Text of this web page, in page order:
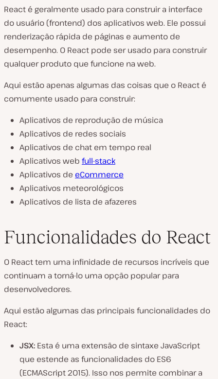
React é geralmente usado para construir a interface
do usuário (frontend) dos aplicativos web. Ele possui
renderização rápida de páginas e aumento de
desempenho. O React pode ser usado para construir
qualquer produto que funcione na web.
Aqui estão apenas algumas das coisas que o React é
comumente usado para construir:
Aplicativos de reprodução de música
Aplicativos de redes sociais
Aplicativos de chat em tempo real
Aplicativos web full-stack
Aplicativos de eCommerce
Aplicativos meteorológicos
Aplicativos de lista de afazeres
Funcionalidades do React
O React tem uma infinidade de recursos incríveis que
continuam a torná-lo uma opção popular para
desenvolvedores.
Aqui estão algumas das principais funcionalidades do
React:
JSX: Esta é uma extensão de sintaxe JavaScript
que estende as funcionalidades do ES6
(ECMAScript 2015). Isso nos permite combinar a